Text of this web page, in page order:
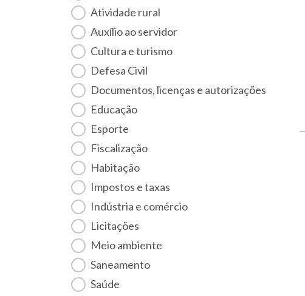
Atividade rural
Auxílio ao servidor
Cultura e turismo
Defesa Civil
Documentos, licenças e autorizações
Educação
Esporte
Fiscalização
habitação
Impostos e taxas
Indústria e comércio
Licitações
Meio ambiente
Saneamento
Saúde